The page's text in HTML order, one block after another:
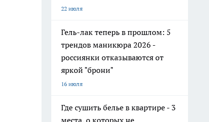
22 июля
Гель-лак теперь в прошлом: 5
трендов маникюра 2026 -
россиянки отказываются от
яркой "брони"
16 июля
Где сушить белье в квартире - 3
места, о которых не